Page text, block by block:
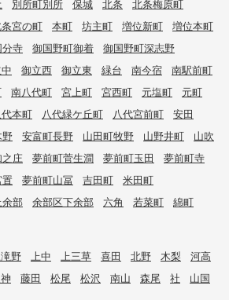
別所町別所 保城 北条
北条梅原町
宮の町 本町 坊主町 増位新町
増位本町
寺 御国野町御着
御国野町深志野
御立西 御立東 緑台 南今宿
南駅前町
南八代町 宮上町 宮西町 元塩町
元町
本町 八代緑ケ丘町 八代宮前町
安田
野 安富町長野 山田町牧野 山野井町
山吹
庄 夢前町菅生澗 夢前町玉田
夢前町寺
置 夢前町山冨 吉田町
米田町
部 余部区下余部 六角 若菜町 綿町
野 上中 上三草 喜田 北野 木梨
河高
藤田 松尾 松沢 南山 森尾 社 山国